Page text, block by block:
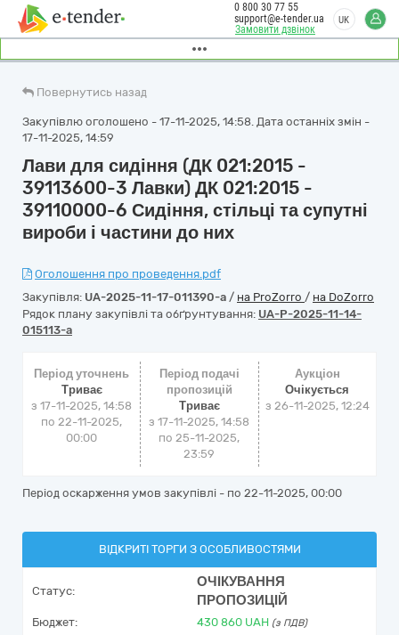
Замовити дзвінок
0 800 30 77 55
support@e-tender.ua
UK
Повернутись назад
Закупівлю оголошено - 17-11-2025, 14:58. Дата останніх змін -
17-11-2025, 14:59
Лави для сидіння (ДК 021:2015 -
39113600-3 Лавки) ДК 021:2015 -
39110000-6 Сидіння, стільці та супутні
вироби і частини до них
Оголошення про проведення.pdf
Закупівля: UA-2025-11-17-011390-a / на ProZorro / на DoZorro
Рядок плану закупівлі та обґрунтування: UA-P-2025-11-14-
015113-a
Період уточнень
Триває
з 17-11-2025, 14:58
по 22-11-2025,
00:00
Період подачі
пропозицій
Триває
з 17-11-2025, 14:58
по 25-11-2025,
23:59
Аукціон
Очікується
з 26-11-2025, 12:24
Період оскарження умов закупівлі - по 22-11-2025, 00:00
ВІДКРИТІ ТОРГИ З ОСОБЛИВОСТЯМИ
Статус:
ОЧІКУВАННЯ
ПРОПОЗИЦІЙ
Бюджет: 430 860 UAH (з ПДВ)